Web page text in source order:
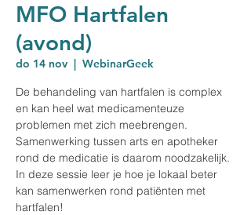
MFO Hartfalen
(avond)
do 14 nov
  |
WebinarGeek
De behandeling van hartfalen is complex
en kan heel wat medicamenteuze
problemen met zich meebrengen.
Samenwerking tussen arts en apotheker
rond de medicatie is daarom noodzakelijk.
In deze sessie leer je hoe je lokaal beter
kan samenwerken rond patiënten met
hartfalen!